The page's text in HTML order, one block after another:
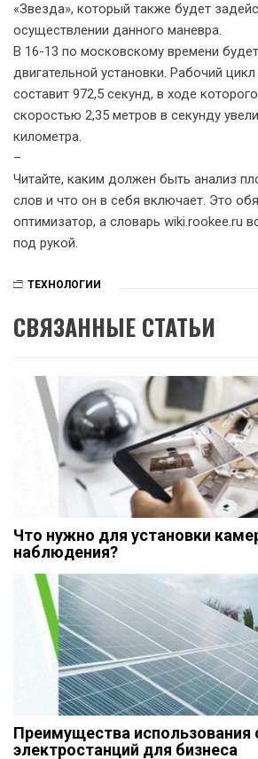
«Звезда», который также будет
осуществлении данного маневра.
В 16-13 по московскому времени
двигательной установки. Рабочий цикл
составит 972,5 секунд, в ходе
скоростью 2,35 метров в секунду
километра.
–
Читайте, каким должен быть анализ
слов и что он в себя включает. Это
оптимизатор, а словарь wiki.rookee.ru
под рукой.
ТЕХНОЛОГИИ
СВЯЗАННЫЕ СТАТЬИ
Что нужно для установки
наблюдения?
Преимущества использования
электростанций для бизнеса